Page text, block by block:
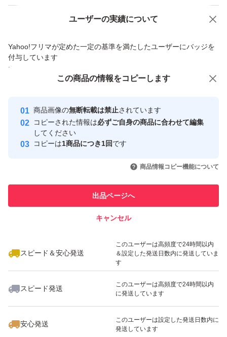
ユーザーの実績について
Yahoo!フリマが定めた一定の基準を満たしたユーザーにバッジを
付与しています
安心取引出品者
取引実績
取引実績◯+
このユーザーはYahoo!フリマの取
引を完了させた実績があります
での取引実績があります
スピード&安心発送
※このバッジは実績に基づく表示であり、発送を保証しているものではあり
スピード＆安心発送
このユーザーは高頻度で24時間以内
＆設定した発送日数内に発送していま
す
スピード発送
このユーザーは高頻度で24時間以内
に発送しています
安心発送
このユーザーは設定した発送日数内に
発送しています
Yahoo!オークションで出品した商品のため一部機能は利用できません
商品への質問からの値下げ交渉、不適切なカテゴリ変更依頼は禁止です
この商品の情報をコピーします
商品画像の無断転載は禁止されています
コピーされた情報は必ずご自身の商品に合わせて編集
してください
コピーは1商品につき1回です
商品情報コピー機能について
出品ページへ
キャンセル
この商品をみている人にオススメ
最大10%対象
最大10%対象